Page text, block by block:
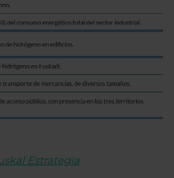
Estrategia